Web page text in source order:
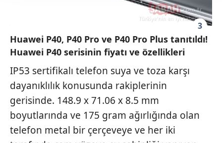
takdirde, kullanıcılara hedefli reklamlar
Sizlere daha iyi bir hizmet sunabilmek için İnternet
Sitemizde kendimize ve üçüncü kişilere ait çerezler
verileriniz işlenmekte olup gerekli olan çerezler bilgi
toplumu hizmetlerinin sunulması amacıyla
kullanılmaktadır. Diğer çerezler, sitemizin daha işlevsel
kılınması ve kişiselleştirilmesi ve sizlere yönelik
reklam/pazarlama faaliyetlerinin yapılması, amaçlarıyla
sınırlı olarak açık rızanız dahilinde kullanılacaktır.
3
Huawei P40, P40 Pro ve P40 Pro Plus tanıtıldı!
Huawei P40 serisinin fiyatı ve özellikleri
IP53 sertifikalı telefon suya ve toza karşı
dayanıklılık konusunda rakiplerinin
gerisinde. 148.9 x 71.06 x 8.5 mm
boyutlarında ve 175 gram ağırlığında olan
telefon metal bir çerçeveye ve her iki